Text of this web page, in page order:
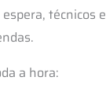
técnicos
a hora: